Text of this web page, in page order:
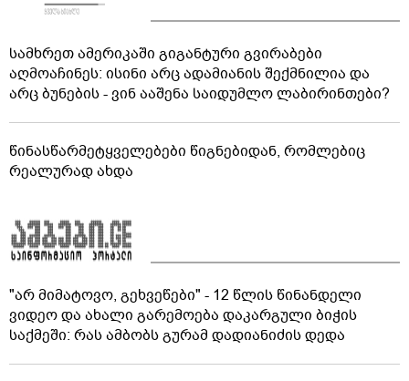
სამხრეთ ამერიკაში გიგანტური გვირაბები
აღმოაჩინეს: ისინი არც ადამიანის შექმნილია და
არც ბუნების - ვინ ააშენა საიდუმლო ლაბირინთები?
წინასწარმეტყველებები წიგნებიდან, რომლებიც
რეალურად ახდა
"არ მიმატოვო, გეხვეწები" - 12 წლის წინანდელი
ვიდეო და ახალი გარემოება დაკარგული ბიჭის
საქმეში: რას ამბობს გურამ დადიანიძის დედა